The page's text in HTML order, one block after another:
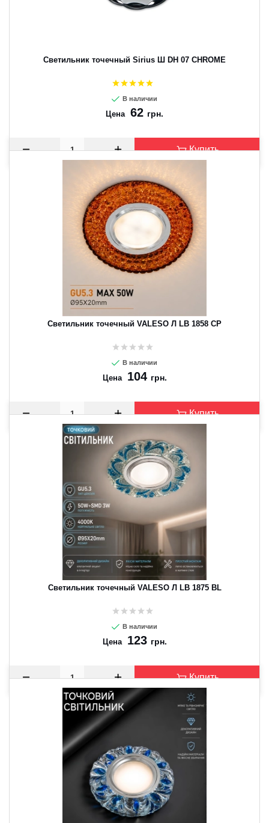
Светильник точечный Sirius Ш DH 07 CHROME
В наличии
Цена 62 грн.
Купить
Светильник точечный VALESO Л LB 1858 CP
В наличии
Цена 104 грн.
Купить
Светильник точечный VALESO Л LB 1875 BL
В наличии
Цена 123 грн.
Купить